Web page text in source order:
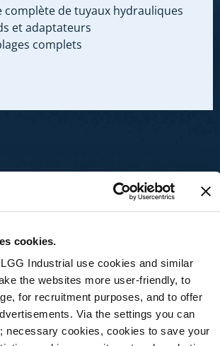
cookies.
Industrial use cookies and similar
the websites more user-friendly, to
for recruitment purposes, and to offer
Via the settings you can
necessary cookies, cookies to save your
complète de tuyaux hydrauliques
et adaptateurs
complets
Nos services